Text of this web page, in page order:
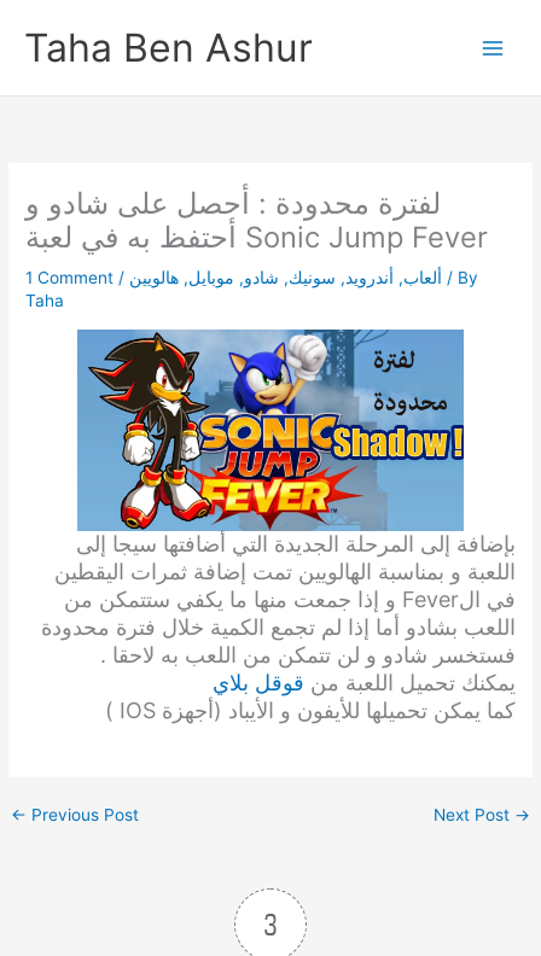
content
Taha Ben Ashur
لفترة محدودة : أحصل على شادو و
أحتفظ به في لعبة Sonic Jump Fever
1 Comment / ألعاب, أندرويد, سونيك, شادو, موبايل, هالويين
/ By
Taha
بإضافة إلى المرحلة الجديدة التي أضافتها سيجا إلى
اللعبة و بمناسبة الهالويين تمت إضافة ثمرات اليقطين
في الFever و إذا جمعت منها ما يكفي ستتمكن من
اللعب بشادو أما إذا لم تجمع الكمية خلال فترة محدودة
فستخسر شادو و لن تتمكن من اللعب به لاحقا .
يمكنك تحميل اللعبة من قوقل بلاي
كما يمكن تحميلها للأيفون و الأيباد (أجهزة IOS )
← Previous Post Next Post →
3